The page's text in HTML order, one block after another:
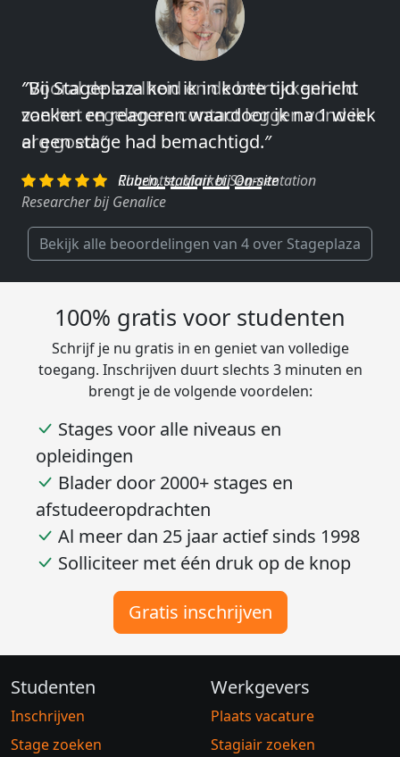
″Vooral de snelheid en de betrokkenheid
van het regelen en contact leggen vond ik
erg goed.″
Charlotte, Market Segmentation
Researcher bij Genalice
Bekijk alle beoordelingen van 4 over Stageplaza
100% gratis voor studenten
Schrijf je nu gratis in en geniet van volledige
toegang. Inschrijven duurt slechts 3 minuten en
brengt je de volgende voordelen:
Stages voor alle niveaus en
opleidingen
Blader door 2000+ stages en
afstudeeropdrachten
Al meer dan 25 jaar actief sinds 1998
Solliciteer met één druk op de knop
Gratis inschrijven
Studenten
Inschrijven
Stage zoeken
Werkgevers
Plaats vacature
Stagiair zoeken